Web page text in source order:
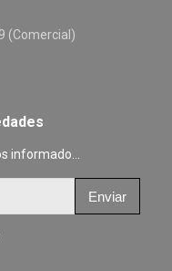
(Comercial)
informado...
Enviar